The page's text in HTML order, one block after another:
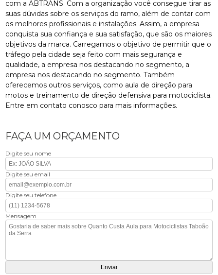
com a ABTRANS. Com a organização você consegue tirar as
suas dúvidas sobre os serviços do ramo, além de contar com
os melhores profissionais e instalações. Assim, a empresa
conquista sua confiança e sua satisfação, que são os maiores
objetivos da marca. Carregamos o objetivo de permitir que o
tráfego pela cidade seja feito com mais segurança e
qualidade, a empresa nos destacando no segmento, a
empresa nos destacando no segmento. Também
oferecemos outros serviços, como aula de direção para
motos e treinamento de direção defensiva para motociclista.
Entre em contato conosco para mais informações.
FAÇA UM ORÇAMENTO
Digite seu nome
Digite seu email
Digite seu telefone
Mensagem